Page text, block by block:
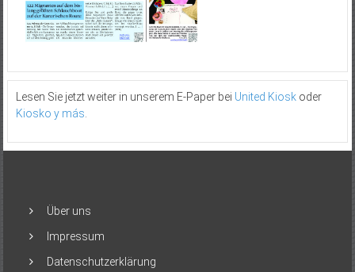
Lesen Sie jetzt weiter in unserem E-Paper bei United Kioskoder
Kiosko y más.
Über uns
Impressum
Datenschutzerklärung